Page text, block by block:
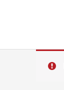
inhoud